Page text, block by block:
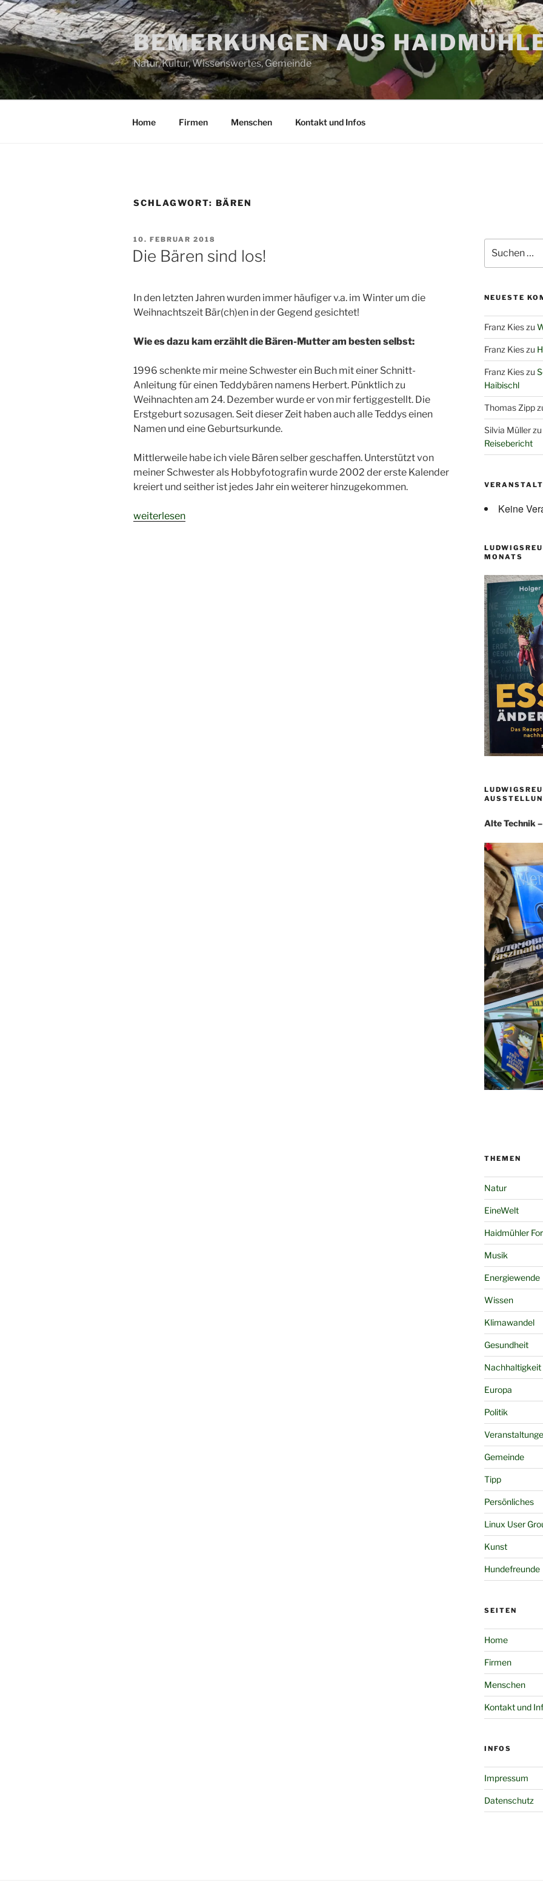
Zum
Inhalt
springen
BEMERKUNGEN AUS
Natur, Kultur, Wissenswertes, Gemeinde
Home Firmen Menschen Kontakt und Infos
SCHLAGWORT: BÄREN
VERÖFFENTLICHT
AM
10. FEBRUAR 2018
Die Bären sind los!
In den letzten Jahren wurden immer häufiger v.a. im Winter um die
Weihnachtszeit Bär(ch)en in der Gegend gesichtet!
Wie es dazu kam erzählt die Bären-Mutter am besten selbst:
1996 schenkte mir meine Schwester ein Buch mit einer Schnitt-
Anleitung für einen Teddybären namens Herbert. Pünktlich zu
Weihnachten am 24. Dezember wurde er von mir fertiggestellt. Die
Erstgeburt sozusagen. Seit dieser Zeit haben auch alle Teddys einen
Namen und eine Geburtsurkunde.
Mittlerweile habe ich viele Bären selber geschaffen. Unterstützt von
meiner Schwester als Hobbyfotografin wurde 2002 der erste Kalender
kreiert und seither ist jedes Jahr ein weiterer hinzugekommen.
„Die
weiterlesen
nach:
NEUESTE
Franz Kieszu
Franz Kieszu
Franz Kieszu
Haibischl
Thomas Zipp
Silvia Müllerzu
Reisebericht
Keine
MONATS
Alte Technik
THEMEN
Natur
EineWelt
Haidmühler
Musik
Energiewende
Wissen
Klimawandel
Gesundheit
Nachhaltigkeit
Europa
Politik
Gemeinde
Tipp
Persönliches
Linux User
Kunst
Hundefreunde
SEITEN
Home
Firmen
Menschen
Kontakt und
INFOS
Impressum
Datenschutz